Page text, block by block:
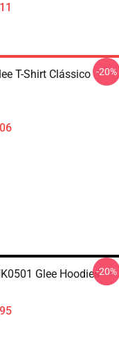
T-Shirt Clássico -20%
Glee Hoodies-20%